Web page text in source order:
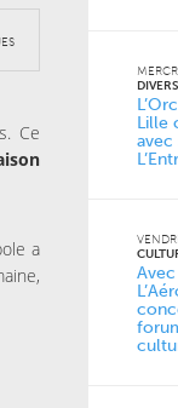
Ce
a
DIVERS
Lille
avec